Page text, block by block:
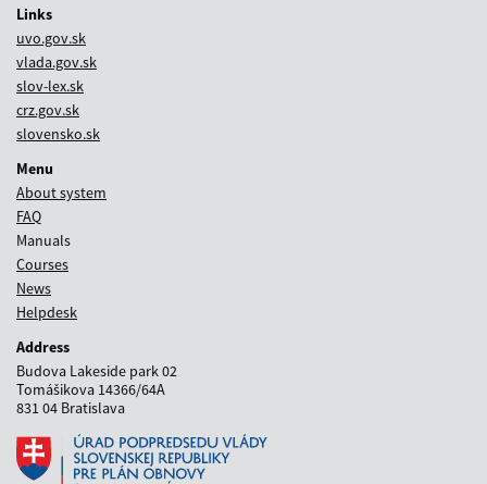
Links
uvo.gov.sk
vlada.gov.sk
slov-lex.sk
crz.gov.sk
slovensko.sk
Menu
About system
FAQ
Manuals
Courses
News
Helpdesk
Address
Budova Lakeside park 02
Tomášikova 14366/64A
831 04 Bratislava